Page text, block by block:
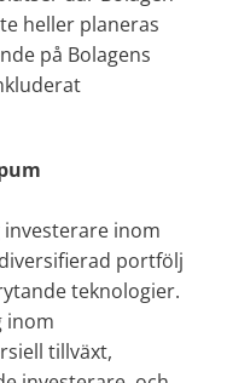
heller planeras
på Bolagens
investerare inom
portfölj
teknologier.
inom
tillväxt,